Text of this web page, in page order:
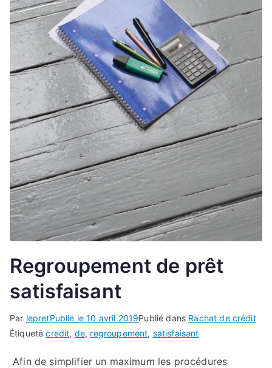
Regroupement de prêt
satisfaisant
Par lepretPublié le10 avril 2019Publié dans Rachat de crédit
Étiquetécredit, de, regroupement, satisfaisant
Afin de simplifier un maximum les procédures